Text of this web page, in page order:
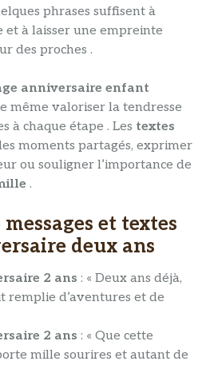
phrases suffisent à
à laisser une empreinte
des proches .
anniversaire enfant
même valoriser la tendresse
à chaque étape . Les textes
moments partagés, exprimer
ou souligner l’importance de
.
et textes
deux ans
2 ans : « Deux ans déjà,
remplie d’aventures et de
2 ans : « Que cette
mille sourires et autant de